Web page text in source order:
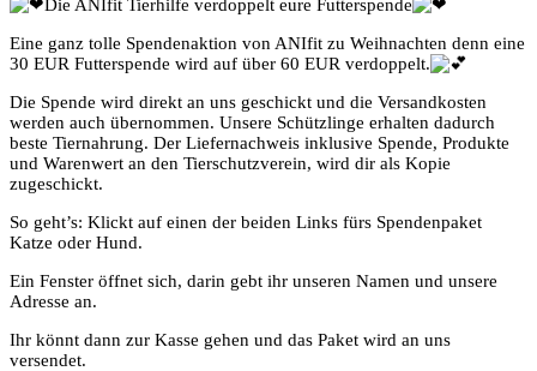
Die ANIfit Tierhilfe verdoppelt eure Futterspende
Eine ganz tolle Spendenaktion von ANIfit zu Weihnachten denn eine
30 EUR Futterspende wird auf über 60 EUR verdoppelt.
Die Spende wird direkt an uns geschickt und die Versandkosten
werden auch übernommen. Unsere Schützlinge erhalten dadurch
beste Tiernahrung. Der Liefernachweis inklusive Spende, Produkte
und Warenwert an den Tierschutzverein, wird dir als Kopie
zugeschickt.
So geht’s: Klickt auf einen der beiden Links fürs Spendenpaket
Katze oder Hund.
Ein Fenster öffnet sich, darin gebt ihr unseren Namen und unsere
Adresse an.
Ihr könnt dann zur Kasse gehen und das Paket wird an uns
versendet.